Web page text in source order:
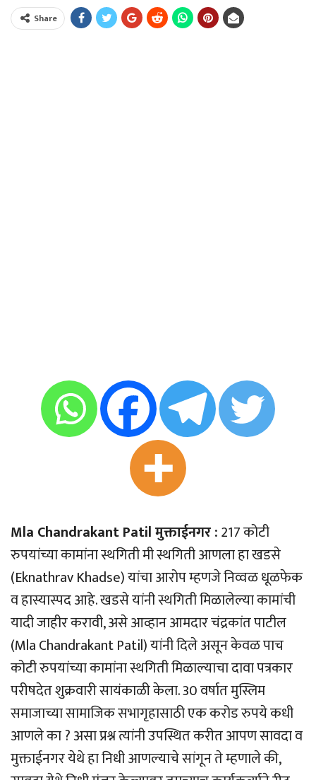
Share
Mla Chandrakant Patil मुक्ताईनगर :217 कोटी
रुपयांच्या कामांना स्थगिती मी स्थगिती आणला हा खडसे
(Eknathrav Khadse) यांचा आरोप म्हणजे निव्वळ धूळफेक
व हास्यास्पद आहे. खडसे यांनी स्थगिती मिळालेल्या कामांची
यादी जाहीर करावी, असे आव्हान आमदार चंद्रकांत पाटील
(Mla Chandrakant Patil) यांनी दिले असून केवळ पाच
कोटी रुपयांच्या कामांना स्थगिती मिळाल्याचा दावा पत्रकार
परीषदेत शुक्रवारी सायंकाळी केला. 30 वर्षात मुस्लिम
समाजाच्या सामाजिक सभागृहासाठी एक करोड रुपये कधी
आणले का ? असा प्रश्न त्यांनी उपस्थित करीत आपण सावदा व
मुक्ताईनगर येथे हा निधी आणल्याचे सांगून ते म्हणाले की,